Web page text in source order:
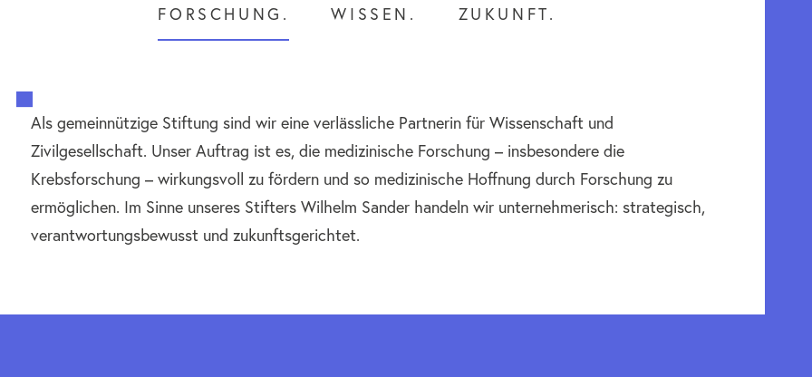
FORSCHUNG. WISSEN. ZUKUNFT.
Als gemeinnützige Stiftung sind wir eine verlässliche Partnerin für Wissenschaft und
Zivilgesellschaft. Unser Auftrag ist es, die medizinische Forschung – insbesondere die
Krebsforschung – wirkungsvoll zu fördern und so medizinische Hoffnung durch Forschung zu
ermöglichen. Im Sinne unseres Stifters Wilhelm Sander handeln wir unternehmerisch: strategisch,
verantwortungsbewusst und zukunftsgerichtet.